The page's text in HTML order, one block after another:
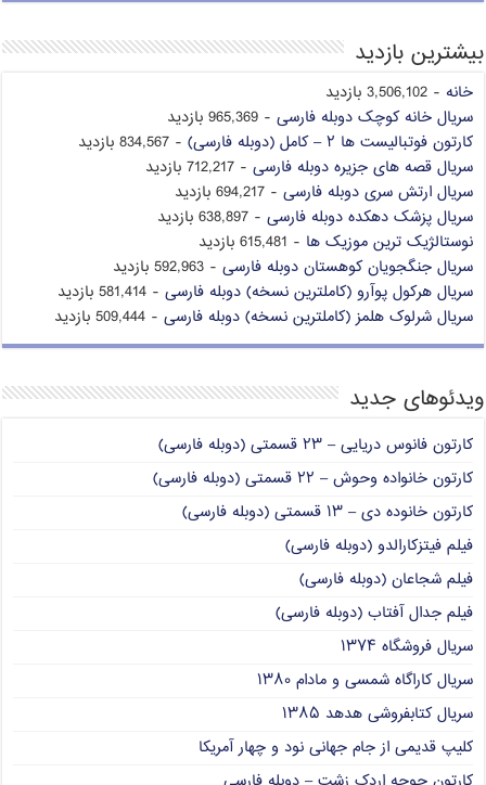
بیشترین بازدید
خانه - 3,506,102 بازدید
سریال خانه کوچک دوبله فارسی - 965,369 بازدید
کارتون فوتبالیست ها ۲ – کامل (دوبله فارسی)
- 834,567 بازدید
سریال قصه های جزیره دوبله فارسی - 712,217 بازدید
سریال ارتش سری دوبله فارسی - 694,217 بازدید
سریال پزشک دهکده دوبله فارسی - 638,897 بازدید
نوستالژیک ترین موزیک ها - 615,481 بازدید
سریال جنگجویان کوهستان دوبله فارسی - 592,963 بازدید
سریال هرکول پوآرو (کاملترین نسخه) دوبله فارسی - 581,414 بازدید
سریال شرلوک هلمز (کاملترین نسخه) دوبله فارسی - 509,444 بازدید
ویدئوهای جدید
کارتون فانوس دریایی – ۲۳ قسمتی (دوبله فارسی)
کارتون خانواده وحوش – ۲۲ قسمتی (دوبله فارسی)
کارتون خانوده دی – ۱۳ قسمتی (دوبله فارسی)
فیلم فیتزکارالدو (دوبله فارسی)
فیلم شجاعان (دوبله فارسی)
فیلم جدال آفتاب (دوبله فارسی)
سریال فروشگاه ۱۳۷۴
سریال کاراگاه شمسی و مادام ۱۳۸۰
سریال کتابفروشی هدهد ۱۳۸۵
کلیپ قدیمی از جام جهانی نود و چهار آمریکا